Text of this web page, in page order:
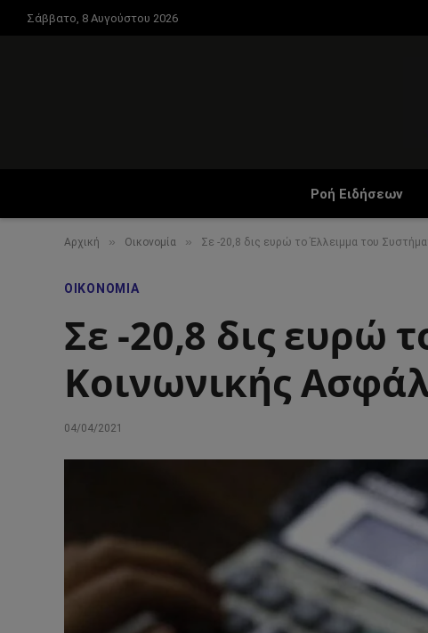
Σάββατο, 8 Αυγούστου 2026
Ροή Ειδήσεων
Αρχική » Οικονομία » Σε -20,8 δις ευρώ το Έλλειμμα του
ΟΙΚΟΝΟΜΊΑ
Σε -20,8 δις ευρώ
Κοινωνικής
04/04/2021